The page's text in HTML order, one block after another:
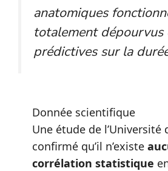
anatomiques
totalement dépourvus
prédictives sur la
Donnée scientifique
Une étude de l’Université
confirmé qu’il n’existe
corrélation statistique